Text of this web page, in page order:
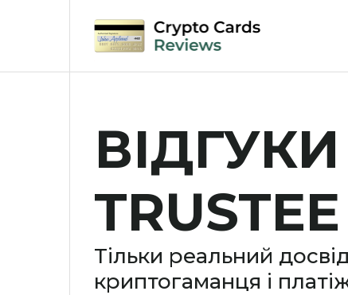
Skip
Тільки реальний
криптогаманця і